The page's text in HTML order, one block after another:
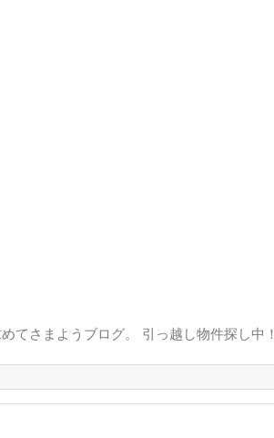
てさまようブログ。 引っ越し物件探し中！